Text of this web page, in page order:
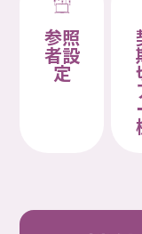
参照
者設
定